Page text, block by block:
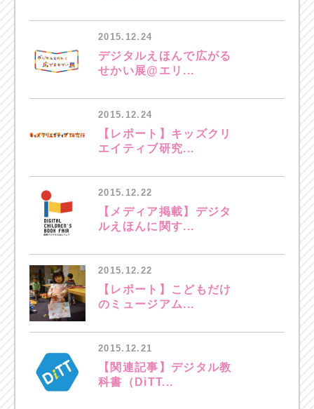
2015.12.24
デジタルえほんで広がる
せかい展@エリ...
2015.12.24
【レポート】キッズクリ
エイティブ研究...
2015.12.22
【メディア掲載】デジタ
ルえほんに関す...
2015.12.22
【レポート】こどもだけ
のミュージアム...
2015.12.21
【関連記事】デジタル教
科書（DiTT...